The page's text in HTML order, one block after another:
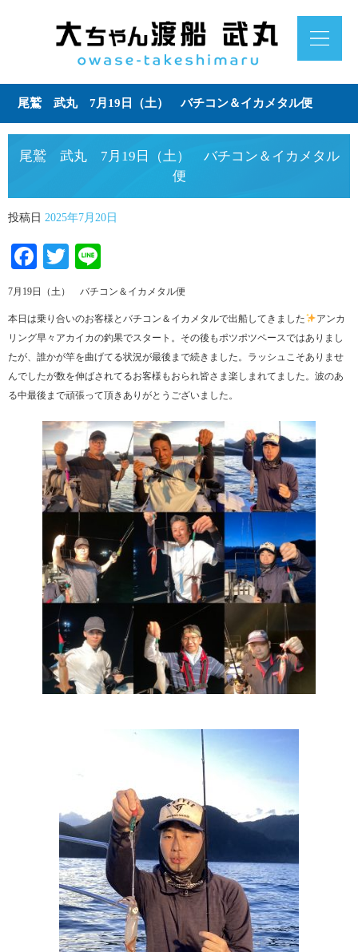
尾鷲 武丸 7月19日（土） バチコン＆イカメタル便
尾鷲 武丸 7月19日（土） バチコン＆イカメタル
便
投稿日 2025年7月20日
Facebook
Twitter
7月19日（土） バチコン＆イカメタル便
本日は乗り合いのお客様とバチコン＆イカメタルで出船してきました
アンカ
リング早々アカイカの釣果でスタート。その後もポツポツペースではありまし
たが、誰かが竿を曲げてる状況が最後まで続きました。ラッシュこそありませ
んでしたが数を伸ばされてるお客様もおられ皆さま楽しまれてました。波のあ
る中最後まで頑張って頂きありがとうございました。